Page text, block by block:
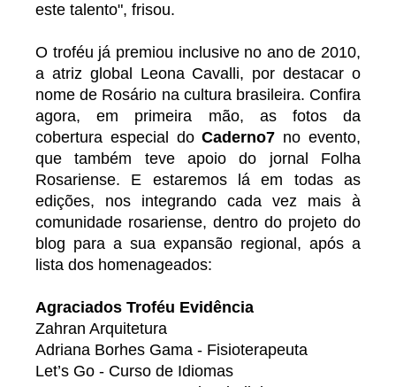
este talento", frisou.
O troféu já premiou inclusive no ano de 2010,
a atriz global Leona Cavalli, por destacar o
nome de Rosário na cultura brasileira. Confira
agora, em primeira mão, as fotos da
cobertura especial doCaderno7 no evento,
que também teve apoio do jornal Folha
Rosariense. E estaremos lá em todas as
edições, nos integrando cada vez mais à
comunidade rosariense, dentro do projeto do
blog para a sua expansão regional, após a
lista dos homenageados:
Agraciados Troféu Evidência
Zahran Arquitetura
Adriana Borhes Gama - Fisioterapeuta
Let’s Go - Curso de Idiomas